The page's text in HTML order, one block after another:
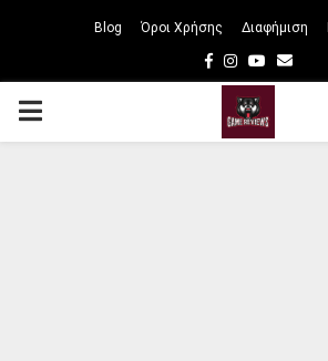
Blog Όροι Χρήσης Διαφήμιση
Facebook
Instagram
Youtube
Email
PRIMARY